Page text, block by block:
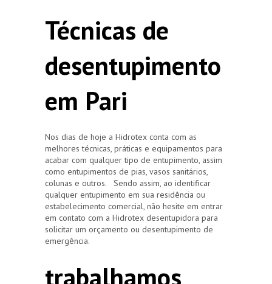
Técnicas de
desentupimento
em Pari
Nos dias de hoje a Hidrotex conta com as
melhores técnicas, práticas e equipamentos para
acabar com qualquer tipo de entupimento, assim
como entupimentos de pias, vasos sanitários,
colunas e outros. Sendo assim, ao identificar
qualquer entupimento em sua residência ou
estabelecimento comercial, não hesite em entrar
em contato com a Hidrotex desentupidora para
solicitar um orçamento ou desentupimento de
emergência.
trabalhamos